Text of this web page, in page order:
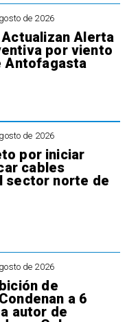
de 2026
Actualizan Alerta
por viento
Antofagasta
de 2026
por iniciar
cables
sector norte de
de 2026
de
a 6
autor de